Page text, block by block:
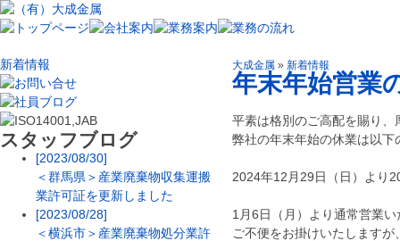
大成金属 » 新着情報
年末年始営業
平素は格別のご高配を賜り
弊社の年末年始の休業は以
2024年12月29日（日）より
1月6日（月）より通常営業
ご不便をお掛けいたします
新着情報
スタッフブログ
[2023/08/30]
＜群馬県＞産業廃棄物収集運搬
業許可証を更新しました
[2023/08/28]
＜横浜市＞産業廃棄物処分業許